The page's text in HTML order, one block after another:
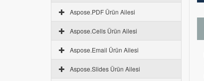
Aspose.PDF Ürün Ailesi
Aspose.Cells Ürün Ailesi
Aspose.Email Ürün Ailesi
Aspose.Slides Ürün Ailesi